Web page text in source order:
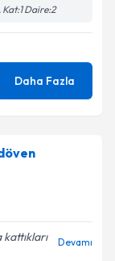
Kat:1 Daire:2
Daha Fazla
Devamı